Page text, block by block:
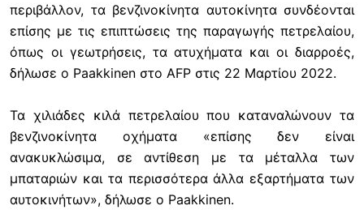
περιβάλλον, τα βενζινοκίνητα αυτοκίνητα συνδέονται
επίσης με τις επιπτώσεις της παραγωγής πετρελαίου,
όπως οι γεωτρήσεις, τα ατυχήματα και οι διαρροές,
δήλωσε ο Paakkinen στο AFP στις 22 Μαρτίου 2022.
Τα χιλιάδες κιλά πετρελαίου που καταναλώνουν τα
βενζινοκίνητα οχήματα «επίσης δεν είναι
ανακυκλώσιμα, σε αντίθεση με τα μέταλλα των
μπαταριών και τα περισσότερα άλλα εξαρτήματα των
αυτοκινήτων», δήλωσε ο Paakkinen.